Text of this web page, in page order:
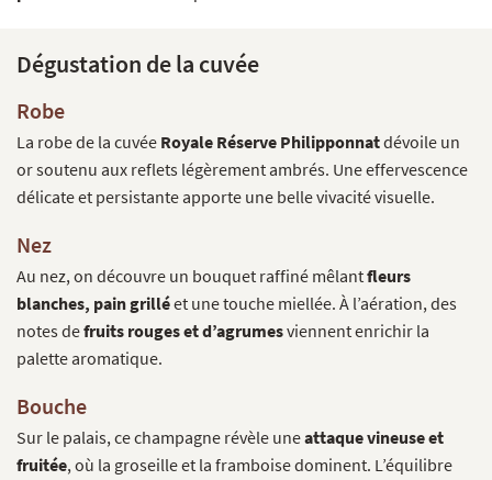
Dégustation de la cuvée
Robe
La robe de la cuvée Royale Réserve Philipponnatdévoile un
or soutenu aux reflets légèrement ambrés. Une effervescence
délicate et persistante apporte une belle vivacité visuelle.
Nez
Au nez, on découvre un bouquet raffiné mêlantfleurs
blanches, pain grilléet une touche miellée. À l’aération, des
notes defruits rouges et d’agrumesviennent enrichir la
palette aromatique.
Bouche
Sur le palais, ce champagne révèle uneattaque vineuse et
fruitée, où la groseille et la framboise dominent. L’équilibre